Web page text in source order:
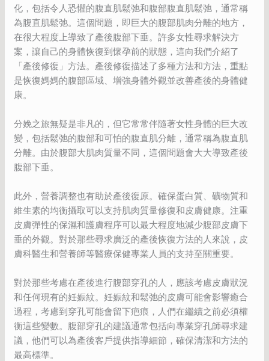
化，包括令人恐懼的腹直肌鬆弛和腹部腹直肌鬆弛，通常稱
為腹直肌鬆弛。這個問題，即巨大的腹部肌肉分離的地方，
在很大程度上導致了產後腹部下垂。許多女性尋求解決方
案，讓自己的身體恢復到懷孕前的狀態，這向我們介紹了
「產後修復」方法。產後修復描述了多種方法和方法，重點
是恢復媽媽的腹部區域、增強身體外觀並改善產後的身體健
康。
分娩之旅無疑是非凡的，但它常常伴隨著女性身體的巨大改
變，包括鬆弛的腹部和可怕的腹直肌分離，通常稱為腹直肌
分離。由於腹部大肌肉質量不同，這個問題會大大導致產後
腹部下垂。
此外，營養調整也有助於產後復原。確保蛋白質、礦物質和
維生素的均衡攝取可以支持肌肉質量修復和皮膚健康。注重
皮膚彈性的保濕和護膚程序可以最大程度地減少腹部皮膚下
垂的外觀。對於那些尋求廣泛的產後恢復方法的人來說，皮
膚科醫生和營養師等醫療保健專業人員的支持至關重要。
對於那些考慮在產後進行腹部穿孔的人，應該考慮皮膚狀況
和任何現有的妊娠紋。妊娠紋和鬆弛的皮膚可能會影響癒合
過程，考慮到穿孔可能會留下疤痕，人們在繼續之前必須權
衡這些變數。腹部穿孔的建議通常包括向專業穿孔師尋求建
議，他們可以為產後客戶提供指導細節，確保清潔和方法的
最高標準。